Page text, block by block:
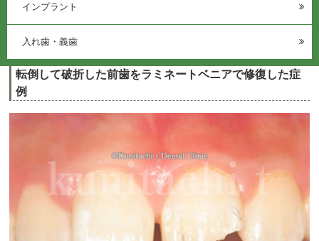
インプラント
入れ歯・義歯
転倒して破折した前歯をラミネートベニアで修復した症
例